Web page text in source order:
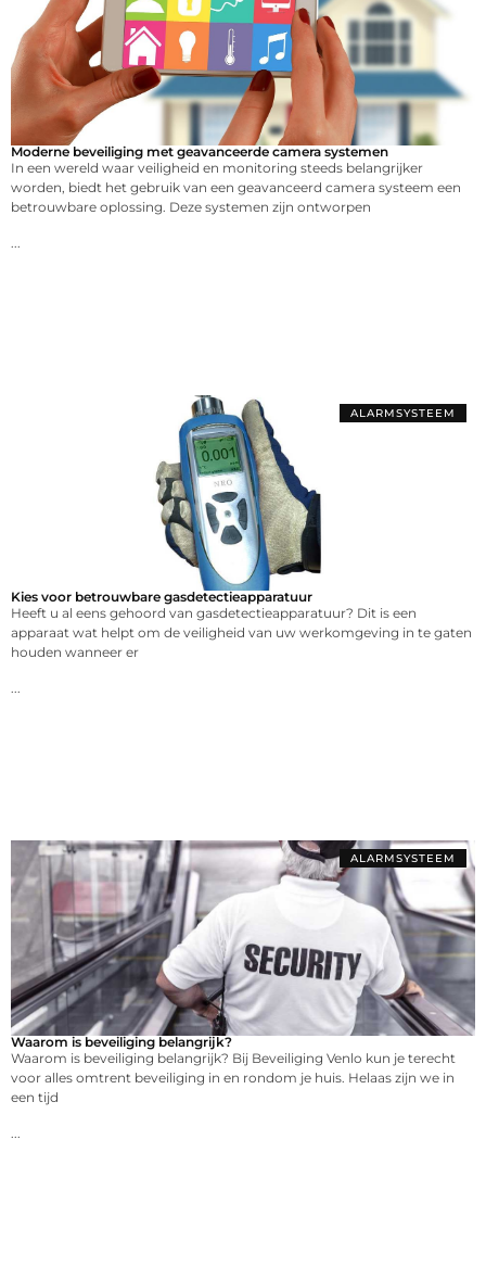
Moderne beveiliging met geavanceerde camera systemen
In een wereld waar veiligheid en monitoring steeds belangrijker
worden, biedt het gebruik van een geavanceerd camera systeem een
betrouwbare oplossing. Deze systemen zijn ontworpen
ALARMSYSTEEM
Kies voor betrouwbare gasdetectieapparatuur
Heeft u al eens gehoord van gasdetectieapparatuur? Dit is een
apparaat wat helpt om de veiligheid van uw werkomgeving in te gaten
houden wanneer er
ALARMSYSTEEM
Waarom is beveiliging belangrijk?
Waarom is beveiliging belangrijk? Bij Beveiliging Venlo kun je terecht
voor alles omtrent beveiliging in en rondom je huis. Helaas zijn we in
een tijd